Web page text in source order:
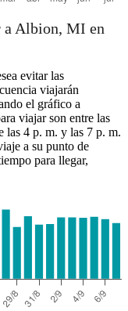
a Albion, MI en
evitar las
viajarán
el gráfico a
viajar son entre las
las 4 p. m. y las 7 p. m.
a su punto de
para llegar,